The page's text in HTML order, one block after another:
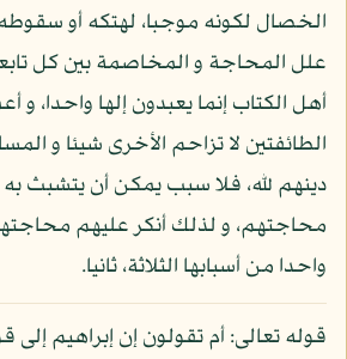
الخصال لكونه موجبا، لهتكه أو
علل المحاجة و المخاصمة بين كل
أهل الكتاب إنما يعبدون إلها واحدا، و
الطائفتين لا تزاحم الأخرى شيئا و
دينهم لله، فلا سبب يمكن أن يتشبث به
محاجتهم، و لذلك أنكر عليهم
واحدا من أسبابها الثلاثة، ثانيا.
قوله تعالى: أم تقولون إن إبراهيم إلى